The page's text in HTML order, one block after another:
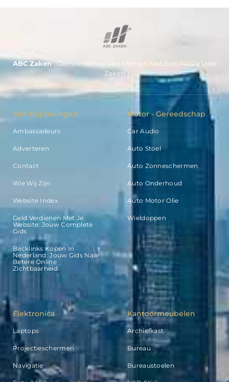
ABC Zaken, Gemeenschap Van Mensen Met Een Passie Voor
Zaken
Site-Koppelingen
Ambassadeurs
Adverteren
Contact
Wie Wij Zijn
Website Index
Geld Verdienen Met Je
Website: Jouw Complete
Gids
Backlinks Kopen In
Nederland: Jouw Gids Naar
Betere Online
Zichtbaarheid
Motor - Gereedschap
Car Audio
Auto Stoel
Auto Zonneschermen
Auto Onderhoud
Auto Motor Olie
Wieldoppen
Elektronica
Laptops
Projectieschermen
Navigatie
Kantoormeubelen
Archiefkast
Bureau
Bureaustoelen